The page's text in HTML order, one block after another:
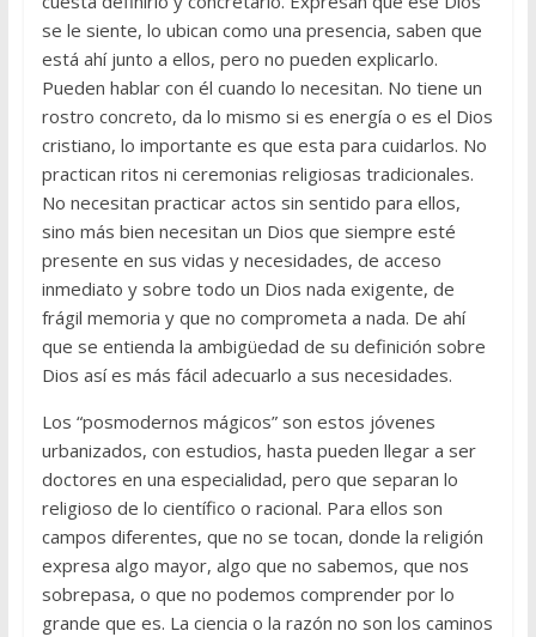
se le siente, lo ubican como una presencia, saben que
está ahí junto a ellos, pero no pueden explicarlo.
Pueden hablar con él cuando lo necesitan. No tiene un
rostro concreto, da lo mismo si es energía o es el Dios
cristiano, lo importante es que esta para cuidarlos. No
practican ritos ni ceremonias religiosas tradicionales.
No necesitan practicar actos sin sentido para ellos,
sino más bien necesitan un Dios que siempre esté
presente en sus vidas y necesidades, de acceso
inmediato y sobre todo un Dios nada exigente, de
frágil memoria y que no comprometa a nada. De ahí
que se entienda la ambigüedad de su definición sobre
Dios así es más fácil adecuarlo a sus necesidades.
Los “posmodernos mágicos” son estos jóvenes
urbanizados, con estudios, hasta pueden llegar a ser
doctores en una especialidad, pero que separan lo
religioso de lo científico o racional. Para ellos son
campos diferentes, que no se tocan, donde la religión
expresa algo mayor, algo que no sabemos, que nos
sobrepasa, o que no podemos comprender por lo
grande que es. La ciencia o la razón no son los caminos